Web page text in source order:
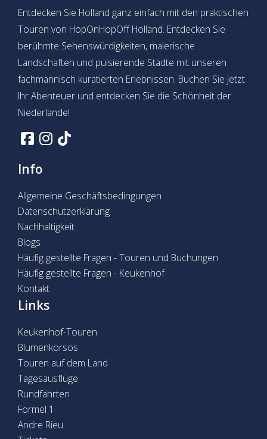
Entdecken Sie Holland ganz einfach mit den praktischen
Touren von HopOnHopOff Holland. Entdecken Sie
berühmte Sehenswürdigkeiten, malerische
Landschaften und pulsierende Städte mit unseren
fachmännisch kuratierten Erlebnissen. Buchen Sie jetzt
Ihr Abenteuer und entdecken Sie die Schönheit der
Niederlande!
Info
Allgemeine Geschäftsbedingungen
Datenschutzerklärung
Nachhaltigkeit
Blogs
Häufig gestellte Fragen - Touren und Buchungen
Häufig gestellte Fragen - Keukenhof
Kontakt
Links
Keukenhof-Touren
Blumenkorsos
Touren auf dem Land
Tagesausflüge
Rundfahrten
Formel 1
Andre Rieu